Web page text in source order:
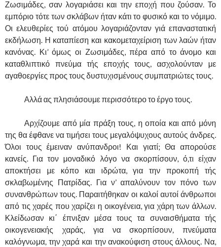
Ζωσιμάδες, σαν λογαριάσει και την εποχή που ζούσαν. Το
εμπόριο τότε των σκλάβων ήταν κάτι το φυσικό και το νόμιμο.
Οι ελευθερίες τού ατόμου λογαριάζονταν γιά επαναστατική
εκδήλωση. Η καταπίεση και κακομεταχείριση των λαών ήταν
κανόνας. Κι’ όμως οι Ζωσιμάδες, πέρα από το άνομο και
καταθλιπτικό πνεύμα τής εποχής τους, ασχολούνταν με
αγαθοεργίες προς τους δυστυχισμένους συμπατριώτες τους.
Αλλά ας πλησιάσουμε περισσότερο το έργο τους.
Αρχίζουμε από μία πράξη τους, η οποία και από μόνη
της θα έφθανε να τιμήσει τους μεγαλόψυχους αυτούς άνδρες.
Όλοι τους έμειναν ανύπανδροι! Και γιατί; Θα απορούσε
κανείς. Για τον μοναδικό λόγο να σκορπίσουν, ό,τι είχαν
αποκτήσει με κόπο και ιδρώτα, για την προκοπή τής
σκλαβωμένης Πατρίδας. Για ν’ απαλύνουν τον πόνο των
συνανθρώπων τους. Παραιτήθηκαν οι καλοί αυτοί άνθρωποι
από τις χαρές που χαρίζει η οικογένεια, για χάρη των άλλων.
Κλείδωσαν κι΄ έπνιξαν μέσα τους τα συναισθήματα τής
οικογενειακής χαράς, για να σκορπίσουν, πνεύματα
καλόγνωμα, την χαρά και την ανακούφιση στους άλλους. Να,